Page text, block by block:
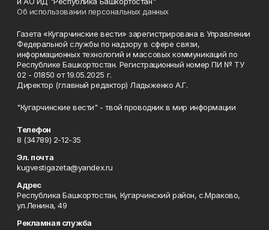
Об использовании персональных данных
Газета «Кугарчинские вести» зарегистрирована в Управлении
Федеральной службы по надзору в сфере связи,
информационных технологий и массовых коммуникаций по
Республике Башкортостан. Регистрационный номер ПИ № ТУ
02 - 01850 от 19.05.2025 г.
Директор (главный редактор) Ладыженко А.Г.
"Кугарчинские вести" - твой проводник в мир информации
Телефон
8 (34789) 2-12-35
Эл. почта
kugvestigazeta@yandex.ru
Адрес
Республика Башкортостан, Кугарчинский район, с.Мраково,
ул.Ленина, 49
Рекламная служба